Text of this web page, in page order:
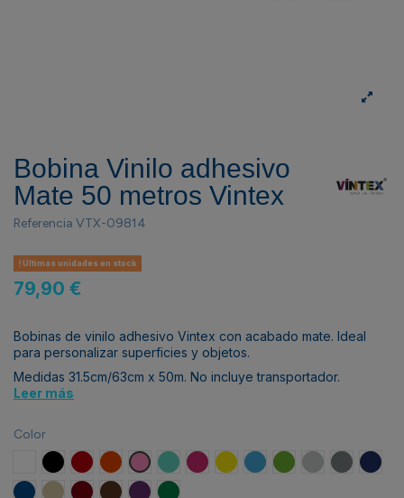
Bobina Vinilo adhesivo
Mate 50 metros Vintex
Referencia VTX-09814
Últimas unidades en stock
79,90 €
Bobinas de vinilo adhesivo Vintex con acabado mate. Ideal
para personalizar superficies y objetos.
Medidas 31.5cm/63cm x 50m. No incluye transportador.
Leer más
Color
Blanco Negro Rojo NaranjaRosa Menta Fucsia AmarilloAzul CieloVerde claroGris claroGris oscuro
Azul
Azul royal
Beige BurdeosMarrón MoradoVerde